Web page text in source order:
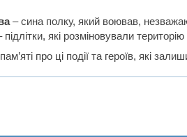
– сина полку, який воював,
підлітки, які розміновували
про ці події та героїв, які